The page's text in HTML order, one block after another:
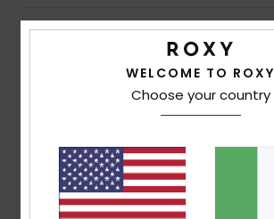
5/5
Mostra originale - Français
Comfort: 5/5 Rapporto qualità-prezzo
Materiale: 5/5 Colore: 5/5
Consiglio questo prodotto
WELCOME TO ROXY
Choose your country